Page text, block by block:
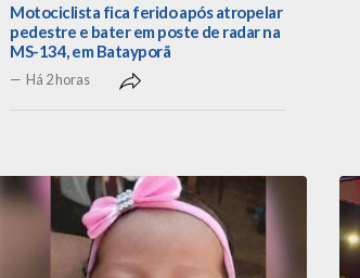
Motociclista fica ferido após atropelar
pedestre e bater em poste de radar na
MS-134, em Batayporã
Há 2 horas